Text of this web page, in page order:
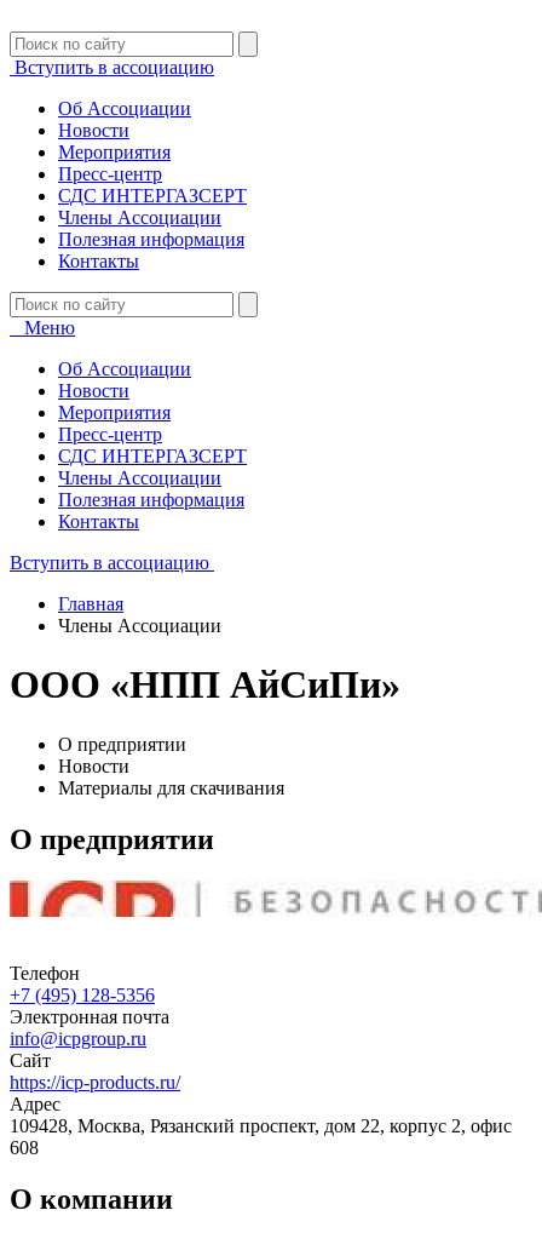
Вступить в ассоциацию
Об Ассоциации
Новости
Мероприятия
Пресс-центр
СДС ИНТЕРГАЗСЕРТ
Члены Ассоциации
Полезная информация
Контакты
Меню
Об Ассоциации
Новости
Мероприятия
Пресс-центр
СДС ИНТЕРГАЗСЕРТ
Члены Ассоциации
Полезная информация
Контакты
Вступить в ассоциацию
Главная
Члены Ассоциации
ООО «НПП АйСиПи»
О предприятии
Новости
Материалы для скачивания
О предприятии
Телефон
+7 (495) 128-5356
Электронная почта
​​info@icpgroup.ru
Сайт
https://icp-products.ru/
Адрес
109428, Москва, Рязанский проспект, дом 22, корпус 2, офис
608
О компании